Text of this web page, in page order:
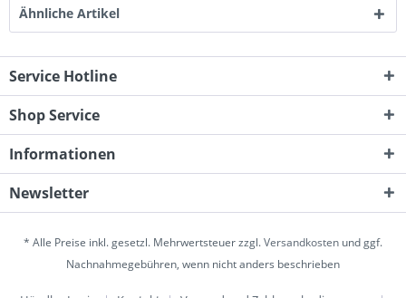
Ähnliche Artikel
Service Hotline
Shop Service
Informationen
Newsletter
* Alle Preise inkl. gesetzl. Mehrwertsteuer zzgl.Versandkosten und ggf.
Nachnahmegebühren, wenn nicht anders beschrieben